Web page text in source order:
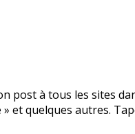
post à tous les sites
et quelques autres.